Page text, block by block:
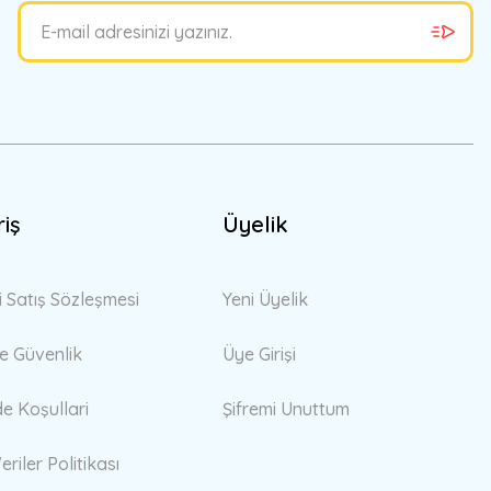
Sözleşmesi
Güvenlik
Koşullari
Politikası
Üyelik
Yeni Üyelik
Üye Girişi
Şifremi Unuttum